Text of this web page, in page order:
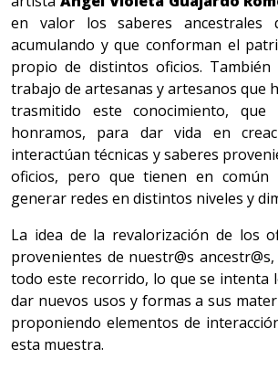
en valor los saberes
acumulando y que conforman el
propio de distintos oficios.
trabajo de artesanas y artesanos que
trasmitido este conocimiento,
honramos, para dar vida en
interactúan técnicas y saberes
oficios, pero que tienen en común
generar redes en distintos niveles y
La idea de la revalorización de los
provenientes de nuestr@s
todo este recorrido, lo que se intenta
dar nuevos usos y formas a sus
proponiendo elementos de
esta muestra.